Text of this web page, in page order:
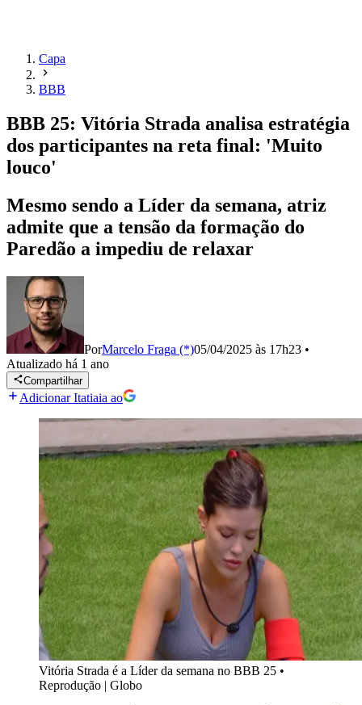
Capa
BBB
BBB 25: Vitória Strada analisa estratégia
dos participantes na reta final: 'Muito
louco'
Mesmo sendo a Líder da semana, atriz
admite que a tensão da formação do
Paredão a impediu de relaxar
PorMarcelo Fraga (*)05/04/2025 às 17h23 •
Atualizado há 1 ano
Compartilhar
Adicionar Itatiaia ao
Vitória Strada é a Líder da semana no BBB 25 •
Reprodução | Globo